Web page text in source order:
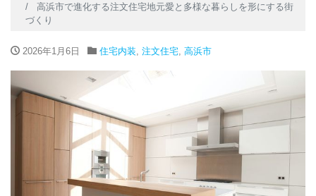
高浜市で進化する注文住宅地元愛と多様な暮らしを形にする街
づくり
2026年1月6日 住宅内装, 注文住宅, 高浜市